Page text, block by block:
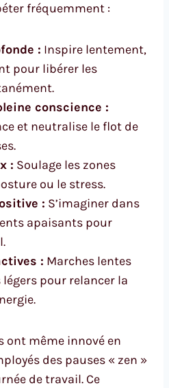
fréquemment :
: Inspire lentement,
pour libérer les
conscience :
et neutralise le flot de
: Soulage les zones
ou le stress.
: S’imaginer dans
apaisants pour
: Marches lentes
pour relancer la
ont même innové en
des pauses « zen »
de travail. Ce